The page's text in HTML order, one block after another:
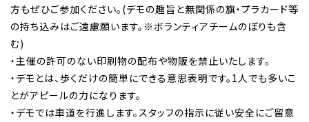
方もぜひご参加ください。(デモの趣旨と無関係の旗・プラカード等
の持ち込みはご遠慮願います。※ボランティアチームのぼりも含
む)
・主催の許可のない印刷物の配布や物販を禁止いたします。
・デモとは、歩くだけの簡単にできる意思表明です。1人でも多いこ
とがアピールの力になります。
・デモでは車道を行進します。スタッフの指示に従い安全にご留意